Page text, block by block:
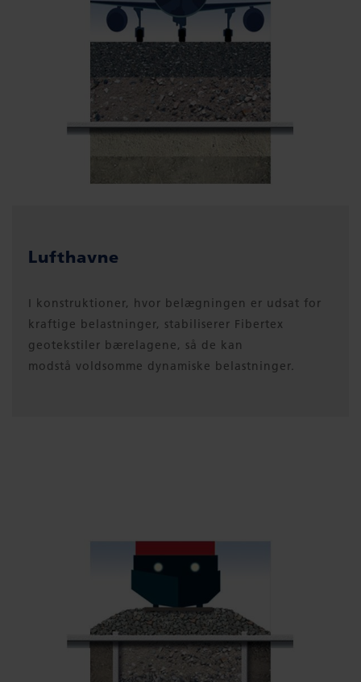
Lufthavne
I konstruktioner, hvor belægningen er udsat for
kraftige belastninger, stabiliserer Fibertex
geotekstiler bærelagene, så de kan
modstå voldsomme dynamiske belastninger.